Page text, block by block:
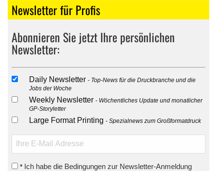
Newsletter für Profis
Abonnieren Sie jetzt Ihre persönlichen
Newsletter:
Daily Newsletter
Top-News für die Druckbranche und die
Jobs der Woche
Weekly Newsletter
Wöchentliches Update und monatlicher
GP-Storyletter
Large Format Printing Spezialnews zum Großformatdruck
* Ich habe die Bedingungen zur Newsletter-Anmeldung